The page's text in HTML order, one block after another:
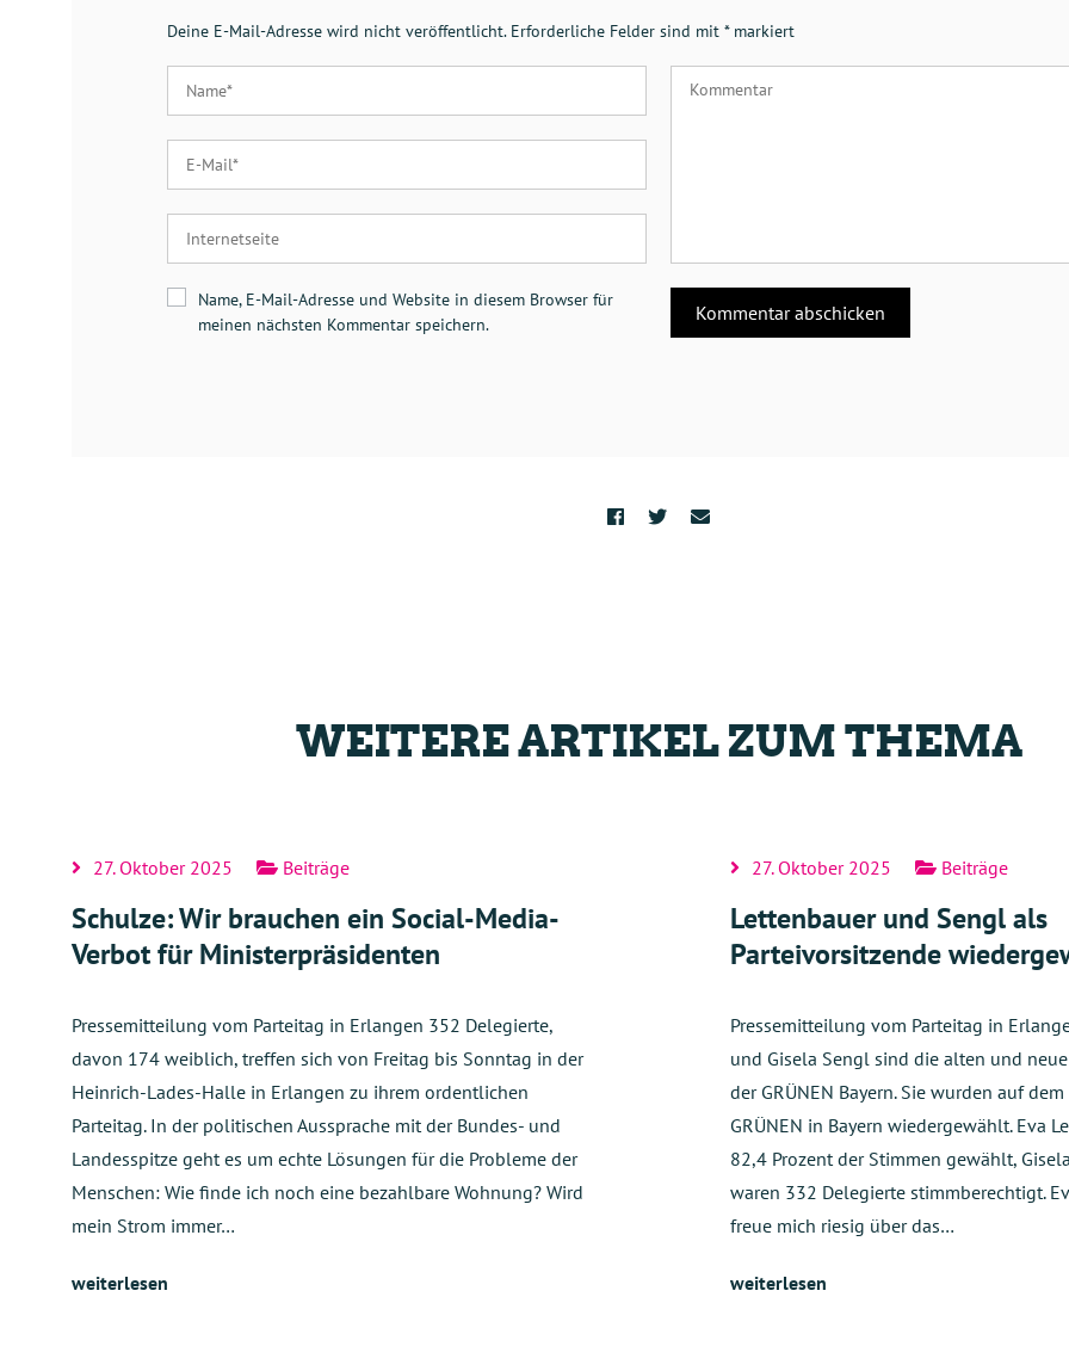
Deine E-Mail-Adresse wird nicht veröffentlicht. Erforderliche Felder sind mit *markiert
Name, E-Mail-Adresse und Website in diesem Browser für
meinen nächsten Kommentar speichern.
WEITERE ARTIKEL ZUM THEMA
27. Oktober 2025 Beiträge
Schulze: Wir brauchen ein Social-Media-
Verbot für Ministerpräsidenten
Pressemitteilung vom Parteitag in Erlangen 352 Delegierte,
davon 174 weiblich, treffen sich von Freitag bis Sonntag in der
Heinrich-Lades-Halle in Erlangen zu ihrem ordentlichen
Parteitag. In der politischen Aussprache mit der Bundes- und
Landesspitze geht es um echte Lösungen für die Probleme der
Menschen: Wie finde ich noch eine bezahlbare Wohnung? Wird
mein Strom immer…
weiterlesen
27. Oktober 2025 Beiträge
Lettenbauer und Sengl als
Parteivorsitzende
Pressemitteilung vom Parteitag in
und Gisela Sengl sind die alten und
der GRÜNEN Bayern. Sie wurden auf
GRÜNEN in Bayern wiedergewählt. Eva
82,4 Prozent der Stimmen gewählt,
waren 332 Delegierte stimmberechtigt.
freue mich riesig über das…
weiterlesen